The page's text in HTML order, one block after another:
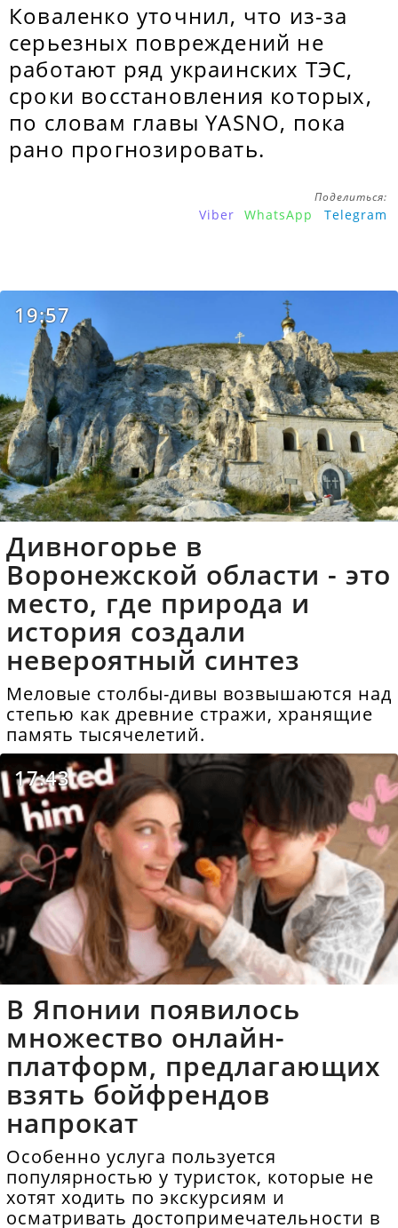
Коваленко уточнил, что из-за
серьезных повреждений не
работают ряд украинских ТЭС,
сроки восстановления которых,
по словам главы YASNO, пока
рано прогнозировать.
Поделиться:
Viber WhatsApp Telegram
19:57
Дивногорье в
Воронежской области - это
место, где природа и
история создали
невероятный синтез
Меловые столбы-дивы возвышаются над
степью как древние стражи, хранящие
память тысячелетий.
17:43
В Японии появилось
множество онлайн-
платформ, предлагающих
взять бойфрендов
напрокат
Особенно услуга пользуется
популярностью у туристок, которые не
хотят ходить по экскурсиям и
осматривать достопримечательности в